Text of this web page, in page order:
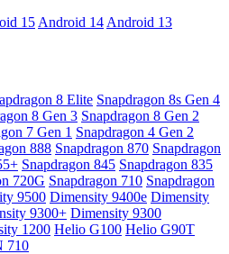
15 Android 14 Android 13
8 Elite Snapdragon 8s Gen 4
8 Gen 3 Snapdragon 8 Gen 2
7 Gen 1 Snapdragon 4 Gen 2
888 Snapdragon 870 Snapdragon
Snapdragon 845 Snapdragon 835
720G Snapdragon 710 Snapdragon
9500 Dimensity 9400e Dimensity
9300+ Dimensity 9300
1200 Helio G100 Helio G90T
710